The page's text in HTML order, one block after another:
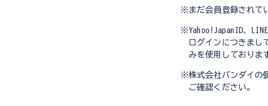
※まだ会員登録されて
※Yahoo!JapanID、
ログインにつきまし
みを使用しておりま
※株式会社バンダイの
ご確認ください。